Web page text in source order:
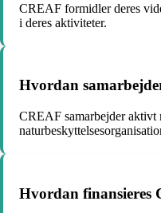
CREAF formidler deres
i deres aktiviteter.
Hvordan
CREAF samarbejder aktivt
Hvordan finansieres